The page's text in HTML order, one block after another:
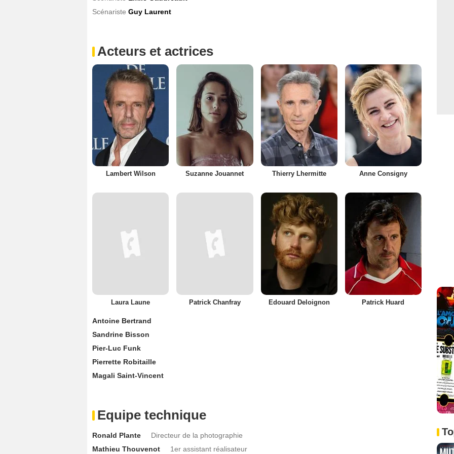
Scénariste Guy Laurent
Acteurs et actrices
Lambert Wilson Suzanne Jouannet Thierry Lhermitte Anne Consigny
Laura Laune Patrick Chanfray Edouard Deloignon Patrick Huard
Antoine Bertrand
Sandrine Bisson
Pier-Luc Funk
Pierrette Robitaille
Magali Saint-Vincent
Equipe technique
Ronald Plante
Directeur de la photographie
Mathieu Thouvenot
1er assistant réalisateur